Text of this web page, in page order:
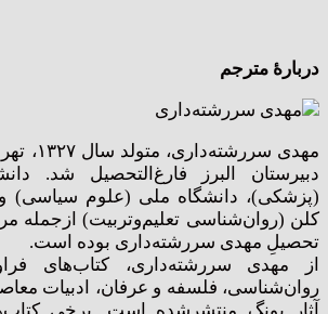
دربارۀ مترجم
دبیرستان البرز فارغ‌التحصیل شد.
(پزشکی)، دانشگاه ملی (علوم سیاسی)
کلن (روان‌شناسی تعلیم‌و‌تربیت) ازجمله
تحصیلِ مهدی سررشته‌داری بوده است.
از مهدی سررشته‌داری، کتاب‌های
روان‌شناسی، فلسفه و عرفان، ادبیات
آثار یونگ منتشرشده است. برخی